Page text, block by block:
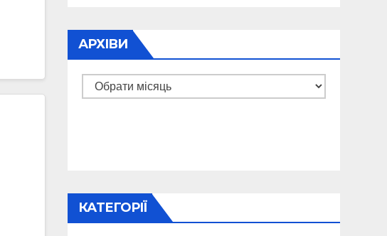
АРХІВИ
Архіви
КАТЕГОРІЇ